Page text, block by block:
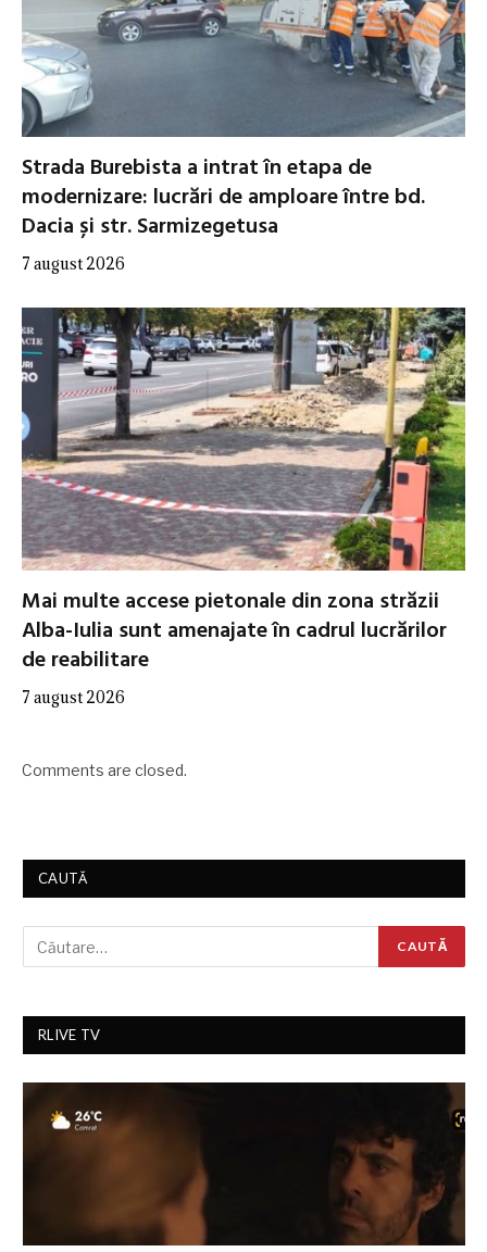
Strada Burebista a intrat în etapa de
modernizare: lucrări de amploare între bd.
Dacia și str. Sarmizegetusa
7 august 2026
Mai multe accese pietonale din zona străzii
Alba-Iulia sunt amenajate în cadrul lucrărilor
de reabilitare
7 august 2026
Comments are closed.
CAUTĂ
RLIVE TV